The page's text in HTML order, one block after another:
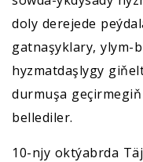
doly derejede
gatnaşyklary, ylym-
hyzmatdaşlygy
durmuşa
bellediler.
10-njy oktýabrda